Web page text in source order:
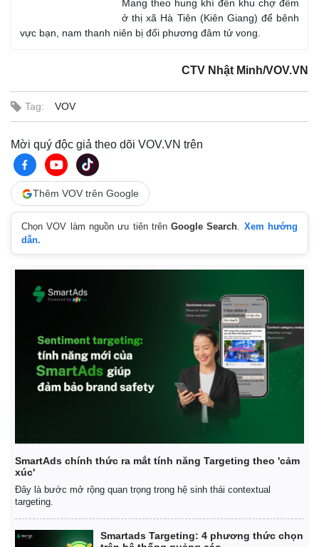
Mang theo hung khí đến khu chợ đêm
ở thị xã Hà Tiên (Kiên Giang) để bênh
vực bạn, nam thanh niên bị đối phương đâm tử vong.
CTV Nhật Minh/VOV.VN
Tag: VOV
Mời quý độc giả theo dõi VOV.VN trên
Thêm VOV trên Google
Chọn VOV làm nguồn ưu tiên trênGoogle Search. Xem hướng
dẫn.
SmartAds chính thức ra mắt tính năng Targeting theo 'cảm
xúc'
Đây là bước mở rộng quan trọng trong hệ sinh thái contextual
targeting.
Smartads Targeting: 4 phương thức chọn